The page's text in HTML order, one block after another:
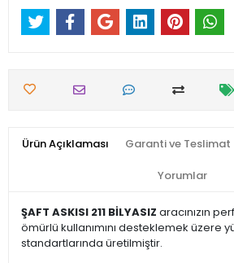
Ürün Açıklaması Garanti ve Teslimat
Yorumlar
ŞAFT ASKISI 211 BİLYASIZ aracınızın
ömürlü kullanımını desteklemek üzere
standartlarında üretilmiştir.